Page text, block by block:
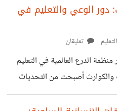
وصحفيين وإعلاميين ومدافعين
في معركة الوعي معركة
باتت أسيرة حملات ممنهجة من
وسائل الإعلام والأدوات الرقمية
محددة تخفي الواقع وتشوه
دور الوعي والتعليم في
تعليقان
الدرع العالمية في التعليم
الأزمات والكوارث أصبحت من التحديات
والدول سواء كانت هذه الأزمات